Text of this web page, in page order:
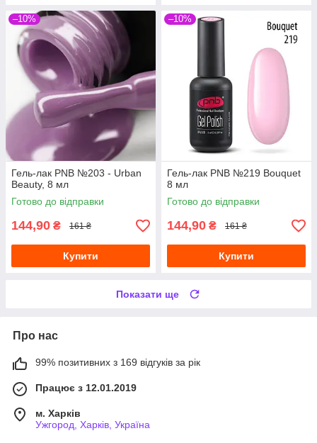
–10%
Гель-лак PNB №203 - Urban
Beauty, 8 мл
Готово до відправки
144,90 ₴ 161 ₴
Купити
–10%
Гель-лак PNB №219 Bouquet
8 мл
Готово до відправки
144,90 ₴ 161 ₴
Купити
Показати ще
Про нас
99% позитивних з 169 відгуків за рік
Працює з 12.01.2019
м. Харків
Ужгород, Харків, Україна